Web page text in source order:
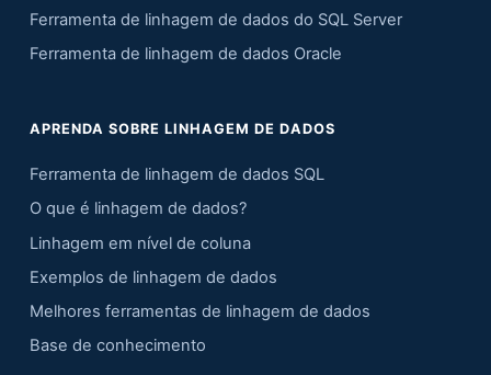
Ferramenta de linhagem de dados do SQL Server
Ferramenta de linhagem de dados Oracle
APRENDA SOBRE LINHAGEM DE DADOS
Ferramenta de linhagem de dados SQL
O que é linhagem de dados?
Linhagem em nível de coluna
Exemplos de linhagem de dados
Melhores ferramentas de linhagem de dados
Base de conhecimento